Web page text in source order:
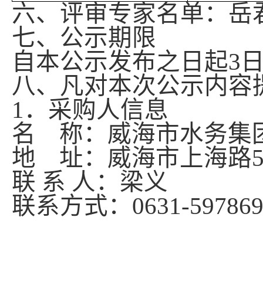
六、评审专家名单：
七、公示期限
自本公示发布之日起3
八、凡对本次公示内
1．采购人信息
名
称：威海市水务集
地 址：威海市上海路
联 系 人：梁义
联系方式： 0631-